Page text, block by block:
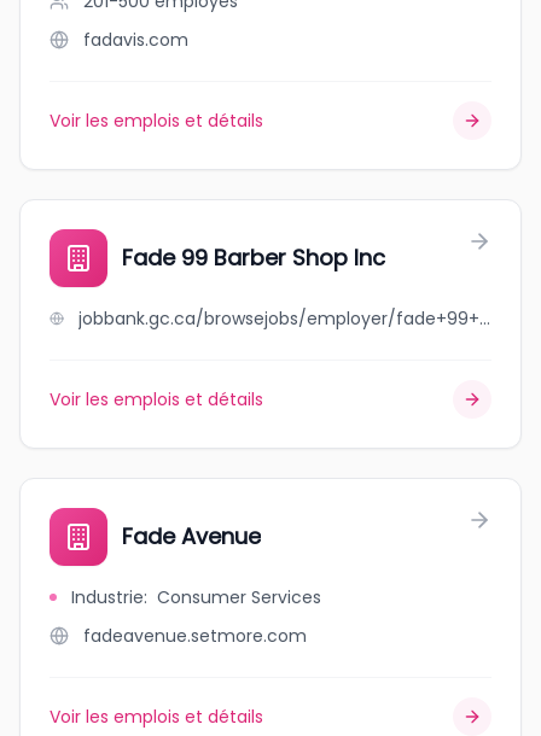
fadavis.com
Voir les emplois et détails
Fade 99 Barber Shop Inc
jobbank.gc.ca/browsejobs/employer/fade+99+barber+shop+inc/ca
Voir les emplois et détails
Fade Avenue
Industrie: Consumer Services
fadeavenue.setmore.com
Voir les emplois et détails